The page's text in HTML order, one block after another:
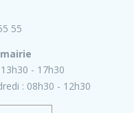
55
13h30 - 17h30
: 08h30 - 12h30